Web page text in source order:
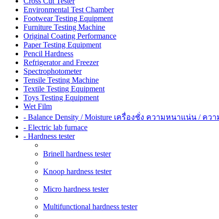
Environmental Test Chamber
Footwear Testing Equipment
Furniture Testing Machine
Original Coating Performance
Paper Testing Equipment
Pencil Hardness
Refrigerator and Freezer
Spectrophotometer
Tensile Testing Machine
Textile Testing Equipment
Toys Testing Equipment
Wet Film
- Balance Density / Moisture เครื่องชั่ง ความหนาแน่น / คว
- Electric lab furnace
- Hardness tester
Brinell hardness tester
Knoop hardness tester
Micro hardness tester
Multifunctional hardness tester